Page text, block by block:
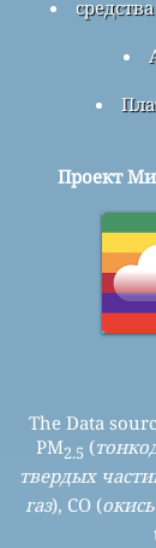
Проект
The Data
PM2.5 (
твердых
газ), CO (